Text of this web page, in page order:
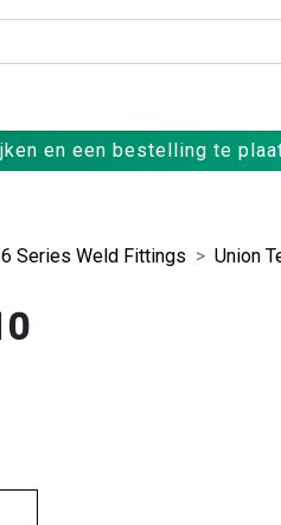
en een bestelling te
6 Series Weld Fittings Union